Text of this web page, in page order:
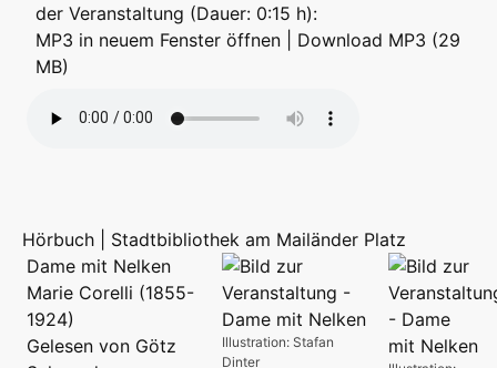
der Veranstaltung (Dauer: 0:15 h):
MP3 in neuem Fenster öffnen
Download MP3 (29
MB)
Hörbuch | Stadtbibliothek am Mailänder Platz
Illustration: Stafan
Dinter
Dame mit Nelken
Marie Corelli (1855-
1924)
Gelesen von Götz